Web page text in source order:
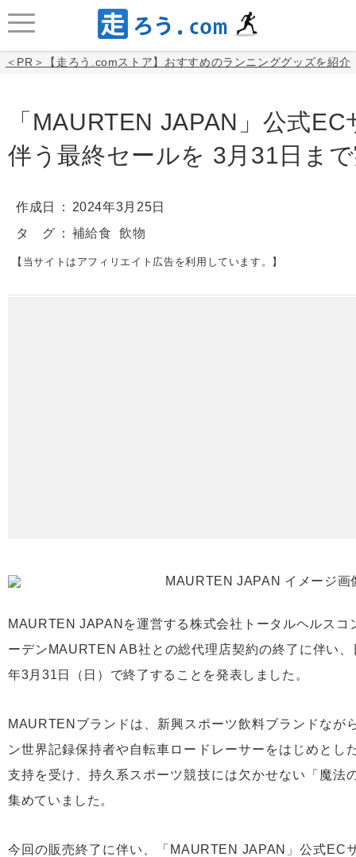
＜PR＞【走ろう.comストア】おすすめのランニンググッズを紹介
「MAURTEN JAPAN」公式
伴う最終セールを 3月31日ま
作成日
2024年3月25日
タ グ
補給食 飲物
【当サイトはアフィリエイト広告を利用しています。】
MAURTEN JAPANを運営する株式会社トータルヘルスコ
ーデンMAURTEN AB社との総代理店契約の終了に伴い
年3月31日（日）で終了することを発表しました。
MAURTENブランドは、新興スポーツ飲料ブランドなが
ン世界記録保持者や自転車ロードレーサーをはじめとし
支持を受け、持久系スポーツ競技には欠かせない「魔法
集めていました。
今回の販売終了に伴い、「MAURTEN JAPAN」公式EC